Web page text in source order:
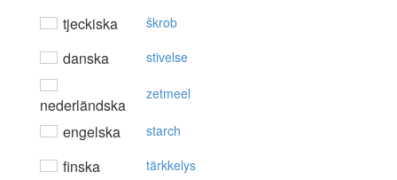
tjeckiska škrob
danska stivelse
nederländska
zetmeel
engelska starch
finska tärkkelys